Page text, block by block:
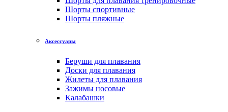
Шорты спортивные
Шорты пляжные
Аксессуары
Беруши для плавания
Доски для плавания
Жилеты для плавания
Зажимы носовые
Калабашки